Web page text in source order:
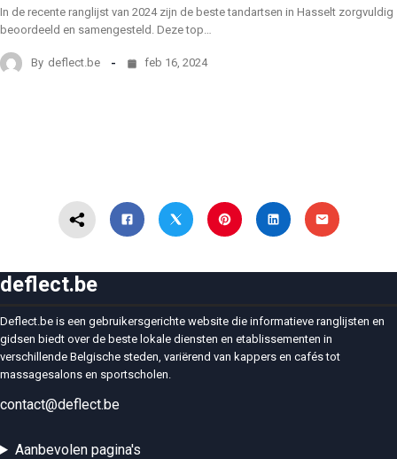
In de recente ranglijst van 2024 zijn de beste tandartsen in Hasselt zorgvuldig
beoordeeld en samengesteld. Deze top…
By deflect.be feb 16, 2024
deflect.be
Deflect.be is een gebruikersgerichte website die informatieve ranglijsten en
gidsen biedt over de beste lokale diensten en etablissementen in
verschillende Belgische steden, variërend van kappers en cafés tot
massagesalons en sportscholen.
contact@deflect.be
Aanbevolen pagina's